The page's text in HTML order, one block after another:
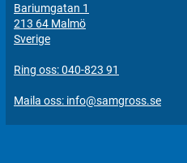
Bariumgatan 1
213 64 Malmö
Sverige
Ring oss: 040-823 91
Maila oss: info@samgross.se